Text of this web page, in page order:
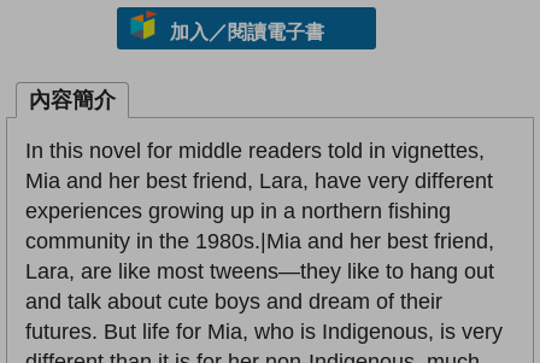
加入／閱讀電子書
內容簡介
In this novel for middle readers told in vignettes,
Mia and her best friend, Lara, have very different
experiences growing up in a northern fishing
community in the 1980s.|Mia and her best friend,
Lara, are like most tweens—they like to hang out
and talk about cute boys and dream of their
futures. But life for Mia, who is Indigenous, is very